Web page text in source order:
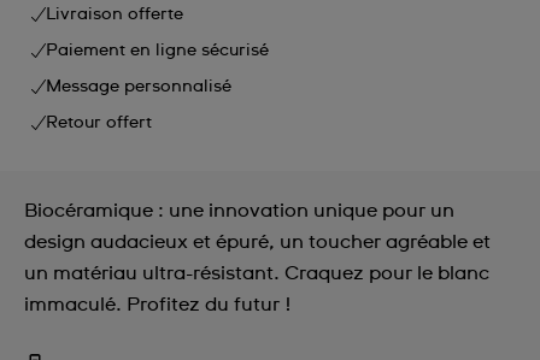
Livraison offerte
Paiement en ligne sécurisé
Message personnalisé
Retour offert
Biocéramique : une innovation unique pour un
design audacieux et épuré, un toucher agréable et
un matériau ultra-résistant. Craquez pour le blanc
immaculé. Profitez du futur !